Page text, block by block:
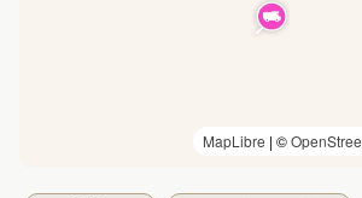
MapLibre | ©